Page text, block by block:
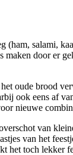
(ham, salami,
maken door er
het oude brood
ook eens af
nieuwe
van
van het
het toch lekker